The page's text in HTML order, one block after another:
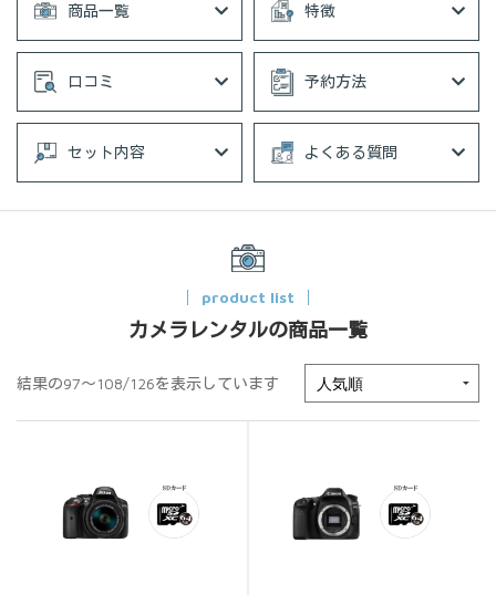
商品一覧 特徴
口コミ 予約方法
セット内容 よくある質問
product list
カメラレンタルの商品一覧
結果の97～108/126を表示しています